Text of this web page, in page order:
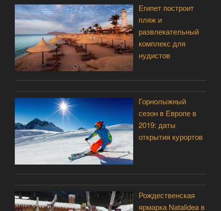
Египет построит
пляж и
развлекательный
комплекс для
нудистов
Горнолыжный
сезон в Европе в
2019: даты
открытия курортов
Рождественская
ярмарка Natalidea в